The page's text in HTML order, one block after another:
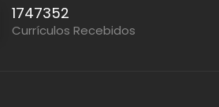
1747352
Currículos Recebidos